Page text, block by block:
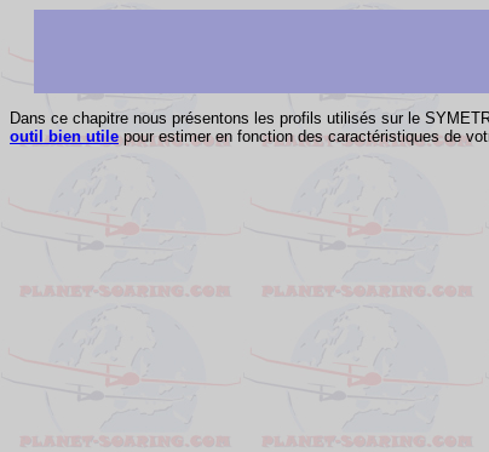
Dans ce chapitre nous présentons les profils utilisés sur le
outil bien utile pour estimer en fonction des caractéristiques de